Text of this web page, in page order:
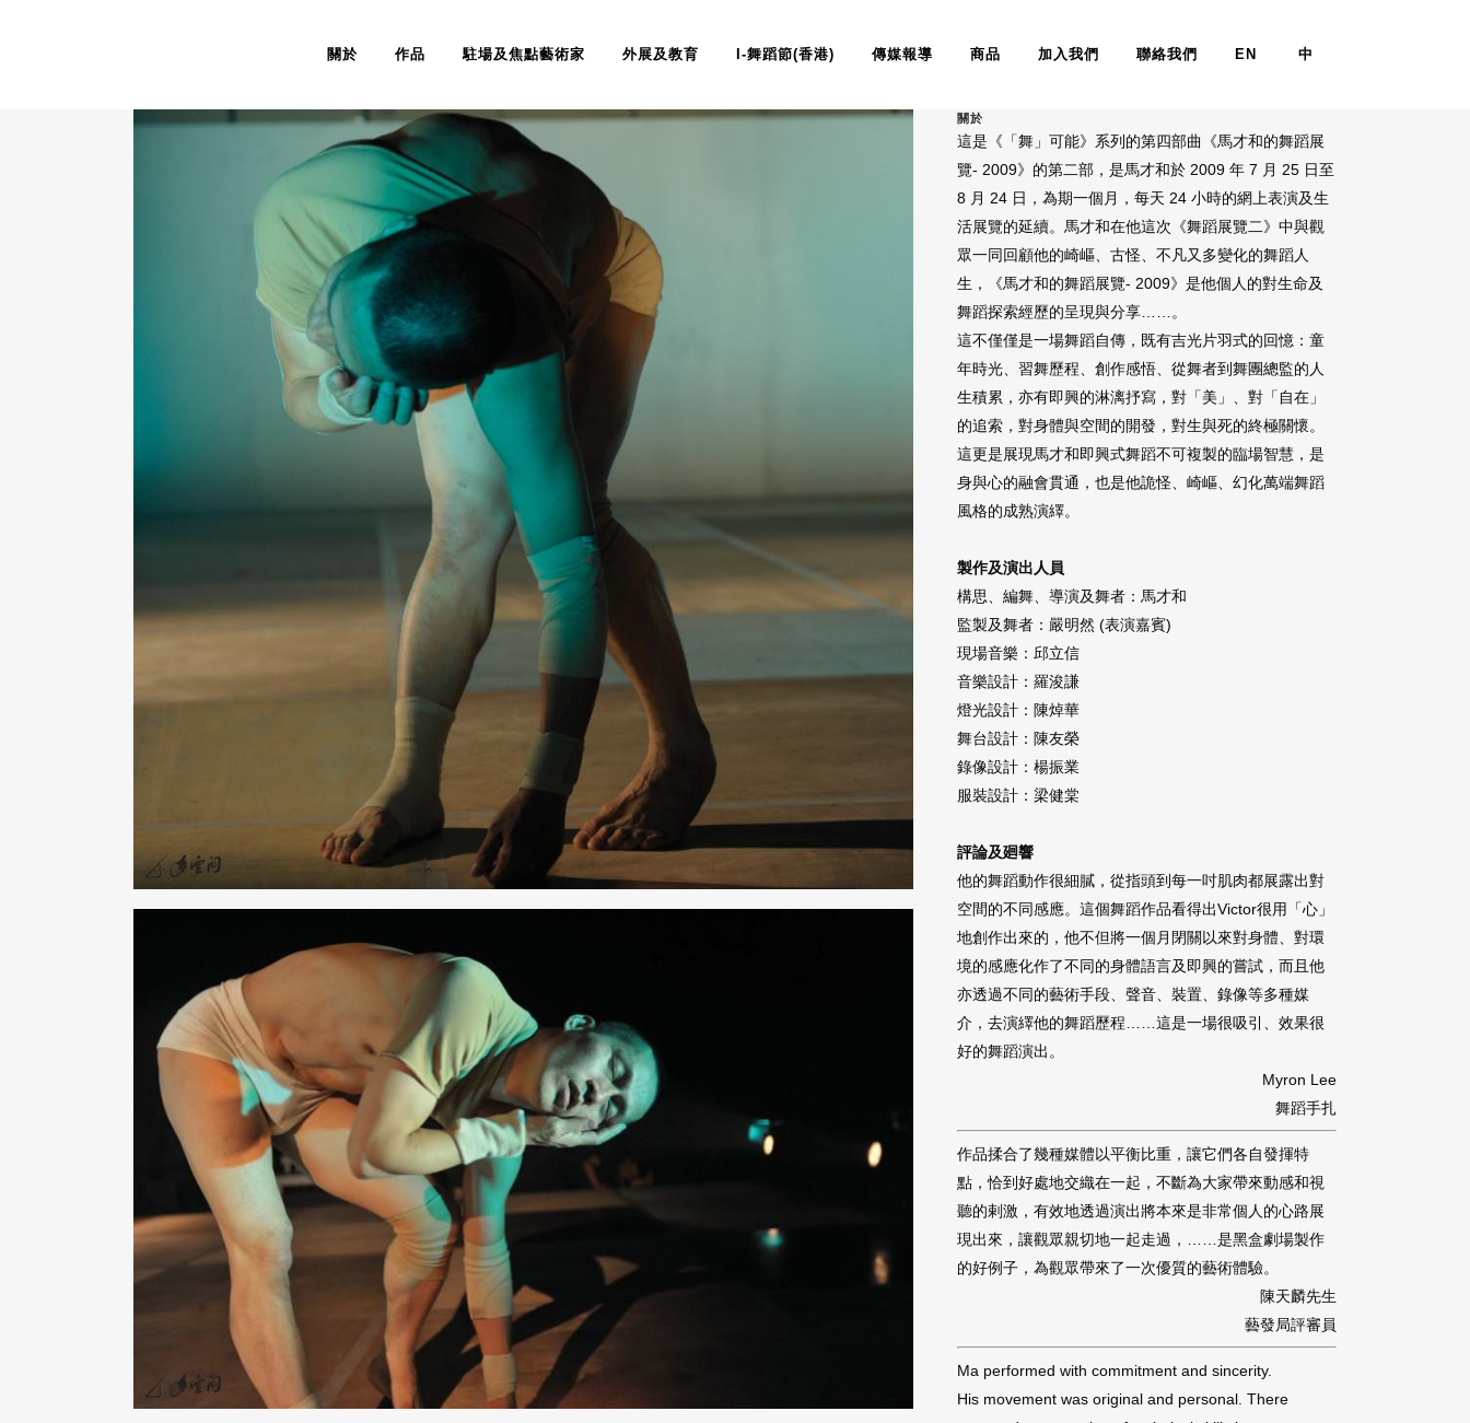
關於 作品 駐場及焦點藝術家 外展及教育 I-舞蹈節(香港) 傳媒報導 商品 加入我們 聯絡我們 EN 中
關於
這是《「舞」可能》系列的第四部曲《馬才和的舞蹈展
覽- 2009》的第二部，是馬才和於 2009 年 7 月 25 日至
8 月 24 日，為期一個月，每天 24 小時的網上表演及生
活展覽的延續。馬才和在他這次《舞蹈展覽二》中與觀
眾一同回顧他的崎嶇、古怪、不凡又多變化的舞蹈人
生，《馬才和的舞蹈展覽- 2009》是他個人的對生命及
舞蹈探索經歷的呈現與分享……。
這不僅僅是一場舞蹈自傳，既有吉光片羽式的回憶：童
年時光、習舞歷程、創作感悟、從舞者到舞團總監的人
生積累，亦有即興的淋漓抒寫，對「美」、對「自在」
的追索，對身體與空間的開發，對生與死的終極關懷。
這更是展現馬才和即興式舞蹈不可複製的臨場智慧，是
身與心的融會貫通，也是他詭怪、崎嶇、幻化萬端舞蹈
風格的成熟演繹。
製作及演出人員
構思、編舞、導演及舞者：馬才和
監製及舞者：嚴明然 (表演嘉賓)
現場音樂：邱立信
音樂設計：羅浚謙
燈光設計：陳焯華
舞台設計：陳友榮
錄像設計：楊振業
服裝設計：梁健棠
評論及廻響
他的舞蹈動作很細膩，從指頭到每一吋肌肉都展露出對
空間的不同感應。這個舞蹈作品看得出Victor很用「心」
地創作出來的，他不但將一個月閉關以來對身體、對環
境的感應化作了不同的身體語言及即興的嘗試，而且他
亦透過不同的藝術手段、聲音、裝置、錄像等多種媒
介，去演繹他的舞蹈歷程……這是一場很吸引、效果很
好的舞蹈演出。
Myron Lee
舞蹈手扎
作品揉合了幾種媒體以平衡比重，讓它們各自發揮特
點，恰到好處地交織在一起，不斷為大家帶來動感和視
聽的剌激，有效地透過演出將本來是非常個人的心路展
現出來，讓觀眾親切地一起走過，……是黑盒劇場製作
的好例子，為觀眾帶來了一次優質的藝術體驗。
陳天麟先生
藝發局評審員
Ma performed with commitment and sincerity.
His movement was original and personal. There